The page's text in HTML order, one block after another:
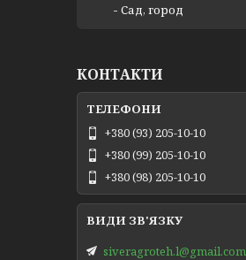
Сад, город
КОНТАКТИ
+380 (93) 205-10-10
+380 (99) 205-10-10
+380 (98) 205-10-10
siveragroteh.l@gmail.com